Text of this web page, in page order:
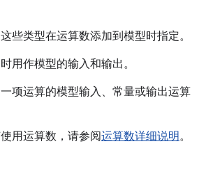
些类型在运算数添加到模型时指定。
用作模型的输入和输出。
项运算的模型输入、常量或输出运算
用运算数，请参阅运算数详细说明。